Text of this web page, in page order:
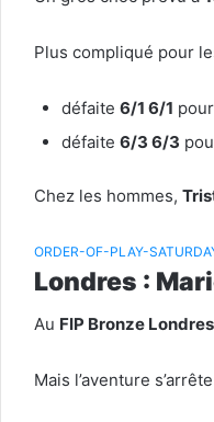
Plus compliqué pour
défaite 6/1 6/1 pour
défaite 6/3 6/3
Chez les hommes,
ORDER-OF-PLAY-
Londres :
Au FIP Bronze Londres
Mais l’aventure